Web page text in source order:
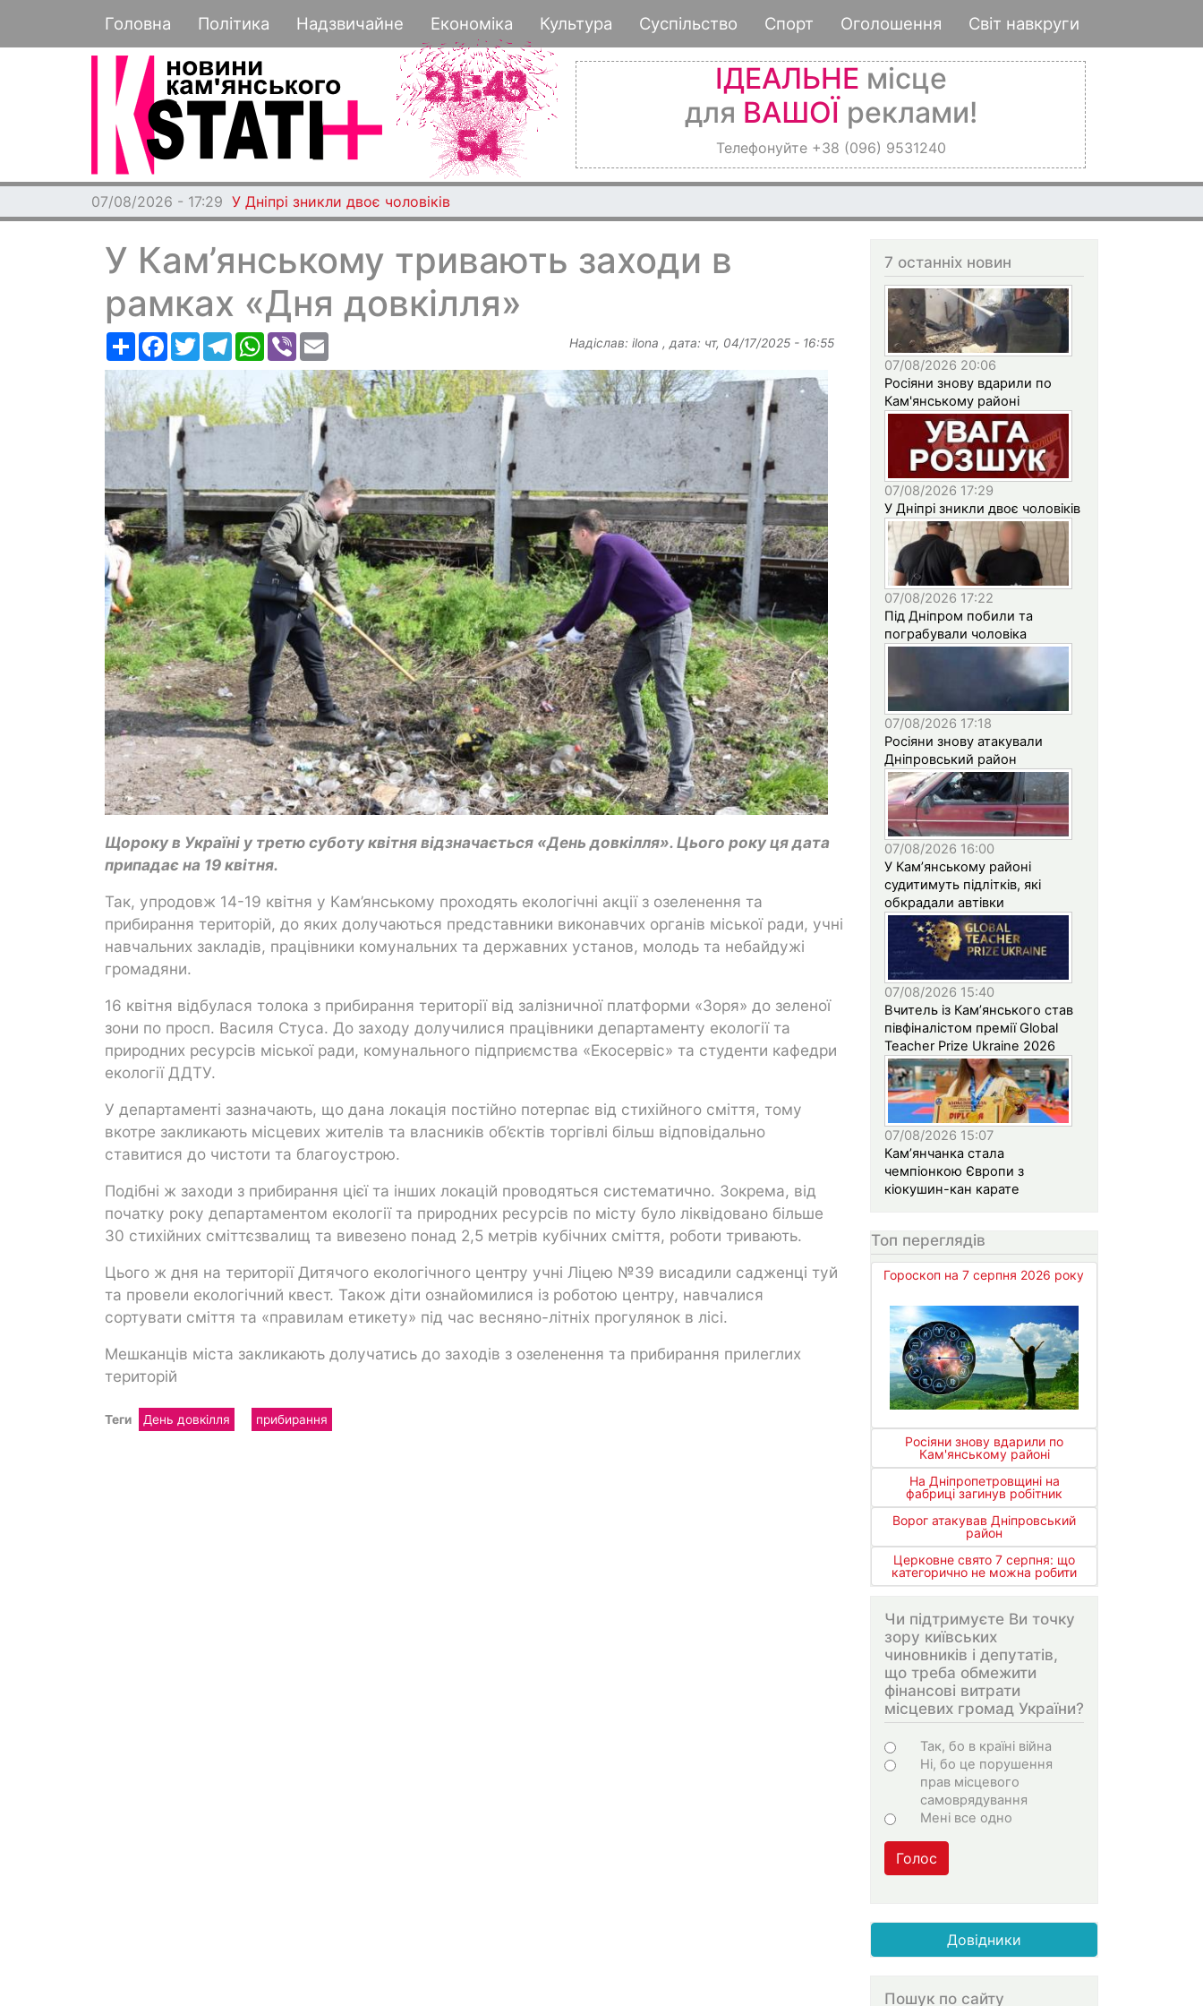
до
основного
Основная навигация
Головна Політика Надзвичайне Економіка Культура Суспільство Спорт Оголошення Світ навкруги
ІДЕАЛЬНЕ місце
для ВАШОЇ реклами!
Телефонуйте +38 (096) 9531240
07/08/2026 - 17:29 У Дніпрі зникли двоє чоловіків
У Кам’янському тривають заходи в
рамках «Дня довкілля»
РесурсFacebook
TwitterTelegramWhatsApp
Viber Надіслав: ilona , дата: чт, 04/17/2025 - 16:55
Щороку в Україні у третю суботу квітня відзначається «День довкілля». Цього року ця дата
припадає на 19 квітня.
Так, упродовж 14-19 квітня у Кам’янському проходять екологічні акції з озеленення та
прибирання територій, до яких долучаються представники виконавчих органів міської ради, учні
навчальних закладів, працівники комунальних та державних установ, молодь та небайдужі
громадяни.
16 квітня відбулася толока з прибирання території від залізничної платформи «Зоря» до зеленої
зони по просп. Василя Стуса. До заходу долучилися працівники департаменту екології та
природних ресурсів міської ради, комунального підприємства «Екосервіс» та студенти кафедри
екології ДДТУ.
У департаменті зазначають, що дана локація постійно потерпає від стихійного сміття, тому
вкотре закликають місцевих жителів та власників об’єктів торгівлі більш відповідально
ставитися до чистоти та благоустрою.
Подібні ж заходи з прибирання цієї та інших локацій проводяться систематично. Зокрема, від
початку року департаментом екології та природних ресурсів по місту було ліквідовано більше
30 стихійних сміттєзвалищ та вивезено понад 2,5 метрів кубічних сміття, роботи тривають.
Цього ж дня на території Дитячого екологічного центру учні Ліцею №39 висадили садженці туй
та провели екологічний квест. Також діти ознайомилися із роботою центру, навчалися
сортувати сміття та «правилам етикету» під час весняно-літніх прогулянок в лісі.
Мешканців міста закликають долучатись до заходів з озеленення та прибирання прилеглих
територій
Теги День довкілля прибирання
7 останніх новин
07/08/2026 20:06
Росіяни знову вдарили по
Кам'янському районі
07/08/2026 17:29
У Дніпрі зникли двоє чоловіків
07/08/2026 17:22
Під Дніпром побили та
пограбували чоловіка
07/08/2026 17:18
Росіяни знову атакували
Дніпровський район
07/08/2026 16:00
У Кам’янському районі
судитимуть підлітків, які
обкрадали автівки
07/08/2026 15:40
Вчитель із Кам’янського став
півфіналістом премії Global
Teacher Prize Ukraine 2026
07/08/2026 15:07
Кам’янчанка стала
чемпіонкою Європи з
кіокушин-кан карате
Топ переглядів
Гороскоп на 7 серпня 2026 року
Росіяни знову вдарили по
Кам'янському районі
На Дніпропетровщині на
фабриці загинув робітник
Ворог атакував Дніпровський
район
Церковне свято 7 серпня: що
категорично не можна робити
Чи підтримуєте Ви точку
зору київських
чиновників і депутатів,
що треба обмежити
фінансові витрати
місцевих громад України?
Варіанти
Так, бо в країні війна
Ні, бо це порушення
прав місцевого
самоврядування
Мені все одно
Голос
Довідники
Пошук по сайту